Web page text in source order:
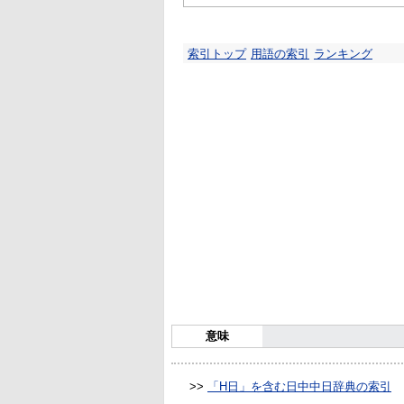
索引トップ 用語の索引 ランキング
意味
>> 「H日」を含む日中中日辞典の索引